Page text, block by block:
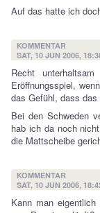
Auf das hatte ich
KOMMENTAR
SAT, 10 JUN 2006,
Recht
Eröffnungsspiel,
das Gefühl, dass das
Bei den Schweden
hab ich da noch
die Mattscheibe
KOMMENTAR
SAT, 10 JUN 2006,
Kann man